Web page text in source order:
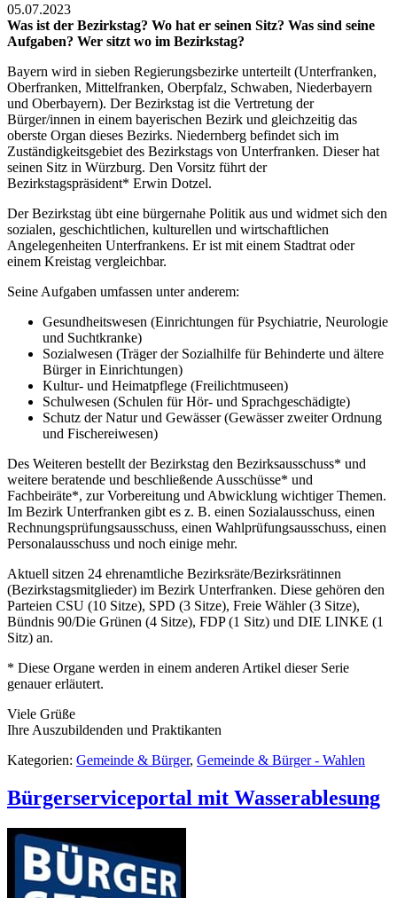
05.07.2023
Was ist der Bezirkstag? Wo hat er seinen Sitz? Was sind seine
Aufgaben? Wer sitzt wo im Bezirkstag?
Bayern wird in sieben Regierungsbezirke unterteilt (Unterfranken,
Oberfranken, Mittelfranken, Oberpfalz, Schwaben, Niederbayern
und Oberbayern). Der Bezirkstag ist die Vertretung der
Bürger/innen in einem bayerischen Bezirk und gleichzeitig das
oberste Organ dieses Bezirks. Niedernberg befindet sich im
Zuständigkeitsgebiet des Bezirkstags von Unterfranken. Dieser hat
seinen Sitz in Würzburg. Den Vorsitz führt der
Bezirkstagspräsident* Erwin Dotzel.
Der Bezirkstag übt eine bürgernahe Politik aus und widmet sich den
sozialen, geschichtlichen, kulturellen und wirtschaftlichen
Angelegenheiten Unterfrankens. Er ist mit einem Stadtrat oder
einem Kreistag vergleichbar.
Seine Aufgaben umfassen unter anderem:
Gesundheitswesen (Einrichtungen für Psychiatrie, Neurologie
und Suchtkranke)
Sozialwesen (Träger der Sozialhilfe für Behinderte und ältere
Bürger in Einrichtungen)
Kultur- und Heimatpflege (Freilichtmuseen)
Schulwesen (Schulen für Hör- und Sprachgeschädigte)
Schutz der Natur und Gewässer (Gewässer zweiter Ordnung
und Fischereiwesen)
Des Weiteren bestellt der Bezirkstag den Bezirksausschuss* und
weitere beratende und beschließende Ausschüsse* und
Fachbeiräte*, zur Vorbereitung und Abwicklung wichtiger Themen.
Im Bezirk Unterfranken gibt es z. B. einen Sozialausschuss, einen
Rechnungsprüfungsausschuss, einen Wahlprüfungsausschuss, einen
Personalausschuss und noch einige mehr.
Aktuell sitzen 24 ehrenamtliche Bezirksräte/Bezirksrätinnen
(Bezirkstagsmitglieder) im Bezirk Unterfranken. Diese gehören den
Parteien CSU (10 Sitze), SPD (3 Sitze), Freie Wähler (3 Sitze),
Bündnis 90/Die Grünen (4 Sitze), FDP (1 Sitz) und DIE LINKE (1
Sitz) an.
* Diese Organe werden in einem anderen Artikel dieser Serie
genauer erläutert.
Viele Grüße
Ihre Auszubildenden und Praktikanten
Kategorien: Gemeinde & Bürger, Gemeinde & Bürger - Wahlen
Bürgerserviceportal mit Wasserablesung